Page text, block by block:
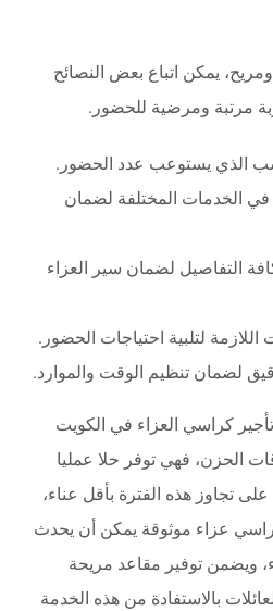
يمكن اتباع بعض النصائح
مرتبة ومرضية للحضور.
الذي يستوعب عدد الحضور.
في الخدمات المختلفة لضمان
التفاصيل لضمان سير العزاء
اللازمة لتلبية احتياجات الحضور.
لضمان تنظيم الوقت والموارد.
كراسي العزاء في الكويت
الحزن، فهي توفر حلا عمليا
تجاوز هذه الفترة بأقل عناء،
عزاء موثوقة يمكن أن يحدث
ويضمن توفير مقاعد مريحة
بالاستفادة من هذه الخدمة